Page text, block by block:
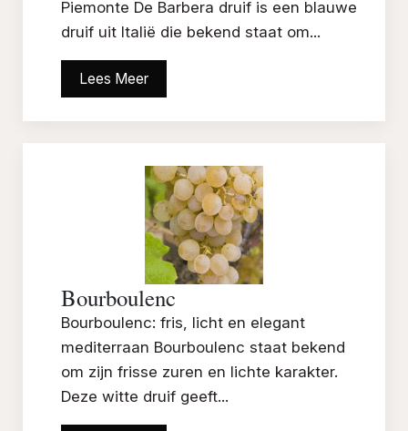
Piemonte De Barbera druif is een blauwe
druif uit Italië die bekend staat om...
Lees Meer
Bourboulenc
Bourboulenc: fris, licht en elegant
mediterraan Bourboulenc staat bekend
om zijn frisse zuren en lichte karakter.
Deze witte druif geeft...